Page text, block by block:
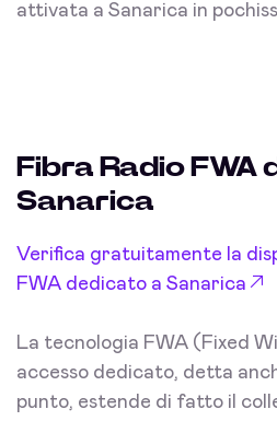
attivata a Sanarica in
Fibra Radio FWA
Sanarica
Verifica gratuitamente la
FWA dedicato a Sanarica
La tecnologia FWA (Fixed
accesso dedicato, detta
punto, estende di fatto il